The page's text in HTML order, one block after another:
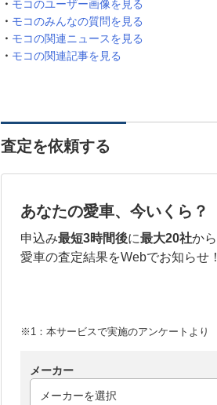
モコのユーザー画像を見る
モコのみんなの質問を見る
モコの関連ニュースを見る
モコの関連記事を見る
査定を依頼する
あなたの愛車、今いくら？
申込み最短3時間後に最大20社から
愛車の査定結果をWebでお知らせ！
※1：本サービスで実施のアンケートより
メーカー